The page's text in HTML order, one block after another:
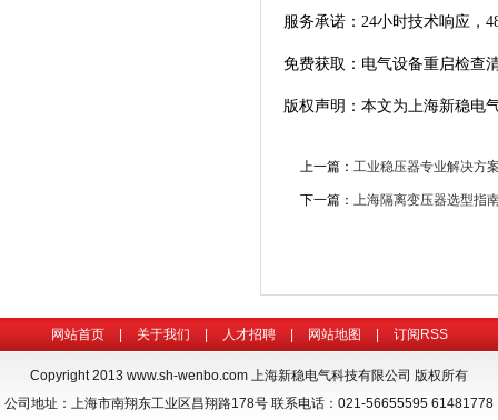
服务承诺：24小时技术响应，
免费获取：电气设备重启检查
版权声明：本文为上海新稳电
上一篇： 工业稳压器专业解决方
下一篇： 上海隔离变压器选型指
网站首页 关于我们 人才招聘 网站地图 订阅RSS
Copyright 2013 www.sh-wenbo.com 上海新稳电气科技有限公司 版权所有
公司地址：上海市南翔东工业区昌翔路178号 联系电话：021-56655595 61481778